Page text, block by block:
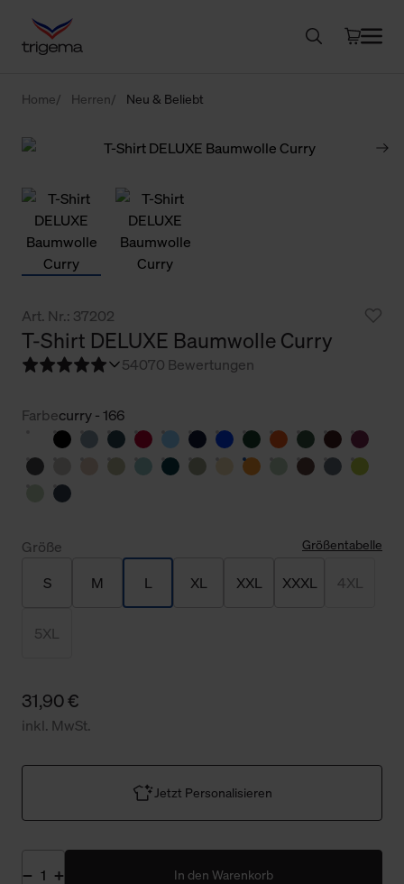
Home Herren Neu & Beliebt
Art. Nr.: 37202
T-Shirt DELUXE Baumwolle Curry
54070 Bewertungen
Farbecurry - 166
Größe Größentabelle
S M L XL XXL XXXL 4XL
5XL
31,90 €
inkl. MwSt.
Jetzt Personalisieren
In den Warenkorb